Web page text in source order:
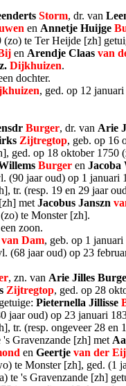
Storm, dr. van
en Annetje Huijge
(zo) te Ter Heijde [zh]
en Arendje Claasvan
Dijkhuizen.
dochter.
, ged. op 12
Burger, dr. van Arie
Zijtregtop, geb. op 16
ged. op 18 oktober 1750
Burger enJacoba
(90 jaar oud) op 1 januari
tr. (resp. 19 en 29 jaar
metJacobus Janszn
te Monster [zh].
zoon.
van Dam, geb. op 1
(68 jaar oud) op 23
, zn. van Arie Jilles
Zijtregtop, ged. op 28
Pieternella Jillisse
jaar oud) op 23 januari
tr. (resp. ongeveer 28 en
Gravenzande [zh] met
enGeertjevan der
te Monster [zh], ged. (1
te 's Gravenzande [zh]